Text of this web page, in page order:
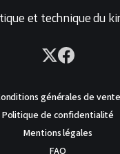
et technique du
générales de vente
Politique de confidentialité
Mentions légales
FAQ